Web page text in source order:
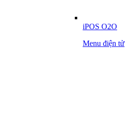
iPOS O2O
Menu điện tử